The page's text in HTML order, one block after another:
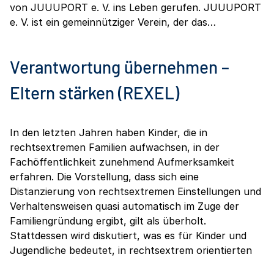
von JUUUPORT e. V. ins Leben gerufen. JUUUPORT
e. V. ist ein gemeinnütziger Verein, der das…
Verantwortung übernehmen –
Eltern stärken (REXEL)
In den letzten Jahren haben Kinder, die in
rechtsextremen Familien aufwachsen, in der
Fachöffentlichkeit zunehmend Aufmerksamkeit
erfahren. Die Vorstellung, dass sich eine
Distanzierung von rechtsextremen Einstellungen und
Verhaltensweisen quasi automatisch im Zuge der
Familiengründung ergibt, gilt als überholt.
Stattdessen wird diskutiert, was es für Kinder und
Jugendliche bedeutet, in rechtsextrem orientierten